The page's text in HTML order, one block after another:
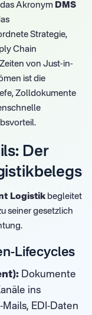
Akronym DMS
Strategie,
Chain
von Just-in-
ist die
Zolldokumente
Der
Logistik begleitet
seiner gesetzlich
Lifecycles
Dokumente
ins
EDI-Daten